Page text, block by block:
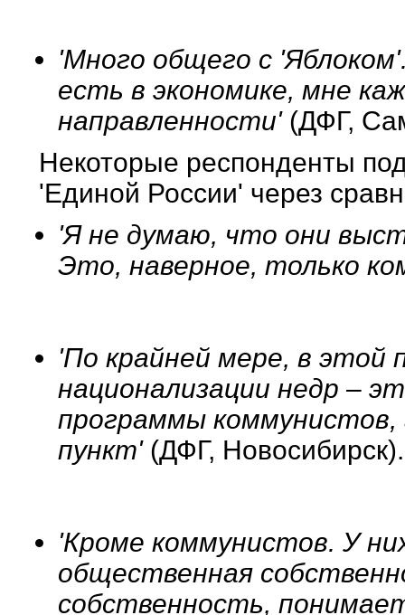
'Много общего с
есть в экономике, мне
направленности'(ДФГ,
Некоторые респонденты
'Единой России' через
'Я не думаю, что они
Это, наверное, только
'По крайней мере, в этой
национализации недр –
программы
пункт'(ДФГ, Новосибирск).
'Кроме коммунистов. У
общественная
собственность,